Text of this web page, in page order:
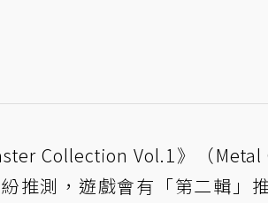
Collection Vol.1》（Metal
推測，遊戲會有「第二輯」